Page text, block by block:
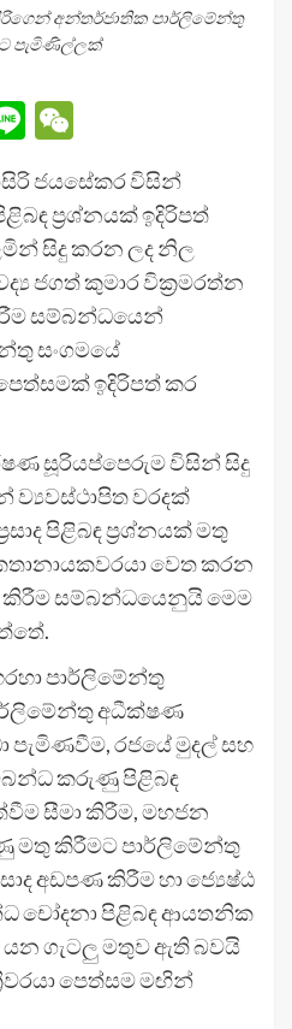
අන්තර්ජාතික පාර්ලිමේන්තු
පැමිණිල්ලක්
Line
ජයසේකර විසින්
ප්‍රශ්නයක් ඉදිරිපත්
සිදු කරන ලද නිල
ජගත් කුමාර වික්‍රමරත්න
සම්බන්ධයෙන්
සංගමයේ
ඉදිරිපත් කර
සූරියප්පෙරුම විසින් සිදු
ව්‍යවස්ථාපිත වරදක්
පිළිබඳ ප්‍රශ්නයක් මතු
වෙත කරන
කිරීම සම්බන්ධයෙනුයි මෙම
පාර්ලිමේන්තු
අධීක්ෂණ
පැමිණවීම, රජයේ මුදල් සහ
කරුණු පිළිබඳ
සීමා කිරීම, මහජන
මතු කිරීමට පාර්ලිමේන්තු
අඩපණ කිරීම හා ජ්‍යෙෂ්ඨ
චෝදනා පිළිබඳ ආයතනික
යන ගැටලු මතුව ඇති බවයි
පෙත්සම මඟින්